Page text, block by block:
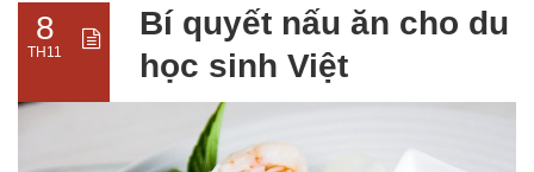
8
TH11
Bí quyết nấu ăn cho du
học sinh Việt